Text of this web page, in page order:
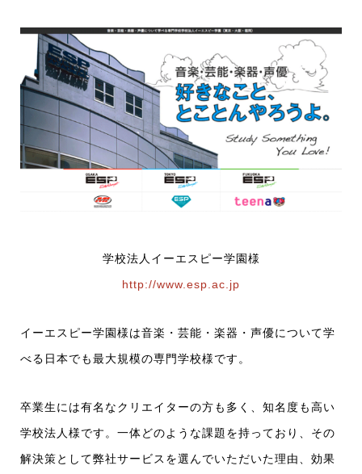
学校法人イーエスピー学園様
http://www.esp.ac.jp
イーエスピー学園様は音楽・芸能・楽器・声優について学
べる日本でも最大規模の専門学校様です。
卒業生には有名なクリエイターの方も多く、知名度も高い
学校法人様です。一体どのような課題を持っており、その
解決策として弊社サービスを選んでいただいた理由、効果